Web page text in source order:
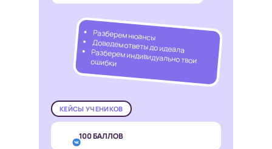
Разберем нюансы
Доведем ответы до идеала
Разберем индивидуально твои ошибки
КЕЙСЫ УЧЕНИКОВ
100 БАЛЛОВ